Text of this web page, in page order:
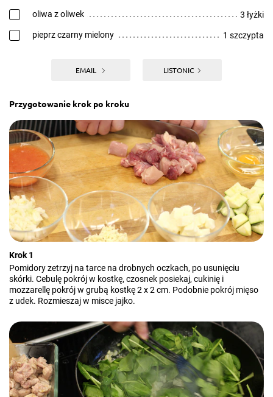
oliwa z oliwek 3 łyżki
pieprz czarny mielony 1 szczypta
EMAIL LISTONIC
Przygotowanie krok po kroku
Krok 1
Pomidory zetrzyj na tarce na drobnych oczkach, po usunięciu
skórki. Cebulę pokrój w kostkę, czosnek posiekaj, cukinię i
mozzarellę pokrój w grubą kostkę 2 x 2 cm. Podobnie pokrój mięso
z udek. Rozmieszaj w misce jajko.